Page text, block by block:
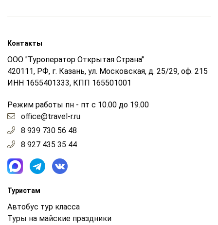
Контакты
ООО "Туроператор Открытая Страна"
420111, РФ, г. Казань, ул. Московская, д. 25/29, оф. 215
ИНН 1655401333, КПП 165501001
Режим работы пн - пт с 10.00 до 19.00
office@travel-r.ru
8 939 730 56 48
8 927 435 35 44
Туристам
Автобус тур класса
Туры на майские праздники